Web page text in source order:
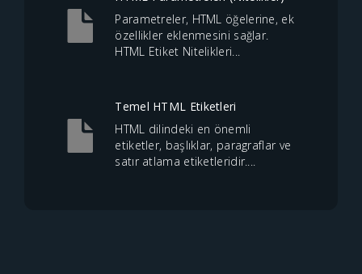
Parametreler, HTML öğelerine, ek
özellikler eklenmesini sağlar.
HTML Etiket Nitelikleri...
Temel HTML Etiketleri
HTML dilindeki en önemli
etiketler, başlıklar, paragraflar ve
satır atlama etiketleridir....